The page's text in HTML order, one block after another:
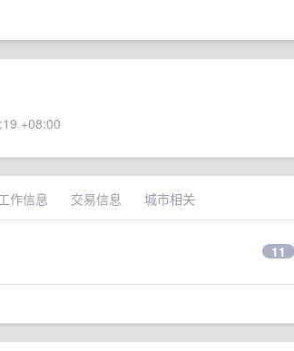
+08:00
作信息 交易信息 城市相关
11